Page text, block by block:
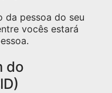
da pessoa do seu
vocês estará
do